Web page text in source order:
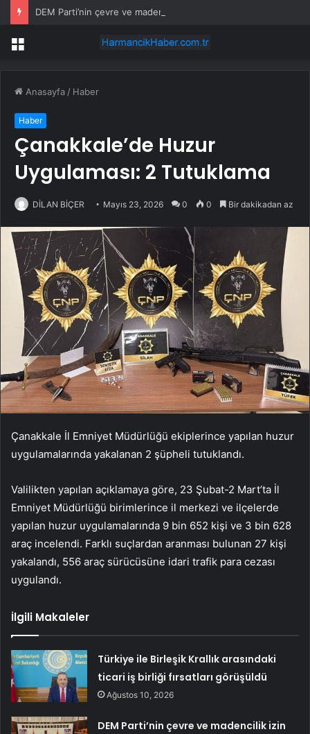
Menü
Anasayfa / Haber
Haber
Çanakkale’de Huzur
Uygulaması: 2 Tutuklama
DİLAN BİÇER Mayıs 23, 2026 0 0 Bir dakikadan az
Çanakkale İl Emniyet Müdürlüğü ekiplerince yapılan huzur
uygulamalarında yakalanan 2 şüpheli tutuklandı.
Valilikten yapılan açıklamaya göre, 23 Şubat-2 Mart’ta İl
Emniyet Müdürlüğü birimlerince il merkezi ve ilçelerde
yapılan huzur uygulamalarında 9 bin 652 kişi ve 3 bin 628
araç incelendi. Farklı suçlardan aranması bulunan 27 kişi
yakalandı, 556 araç sürücüsüne idari trafik para cezası
uygulandı.
İlgili Makaleler
Türkiye ile Birleşik Krallık arasındaki
ticari iş birliği fırsatları görüşüldü
Ağustos 10, 2026
DEM Parti’nin çevre ve madencilik izin